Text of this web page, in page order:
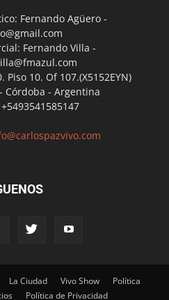
Fernando Agüero -
Fernando Villa -
Piso 10. Of 107.(X5152EYN)
Córdoba - Argentina
La Ciudad Vivo Show
Política
Política de Privacidad